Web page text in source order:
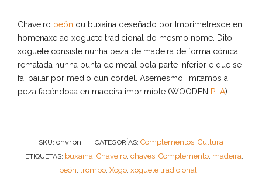
Chaveiro peón ou buxaina deseñado por Imprimetresde en
homenaxe ao xoguete tradicional do mesmo nome. Dito
xoguete consiste nunha peza de madeira de forma cónica,
rematada nunha punta de metal pola parte inferior e que se
fai bailar por medio dun cordel. Asemesmo, imitamos a
peza facéndoaa en madeira imprimíble (WOODEN PLA)
SKU: chvrpn CATEGORÍAS: Complementos, Cultura
ETIQUETAS: buxaina, Chaveiro, chaves, Complemento, madeira,
peón, trompo, Xogo, xoguete tradicional